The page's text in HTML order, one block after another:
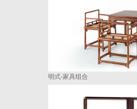
明式-家具组合